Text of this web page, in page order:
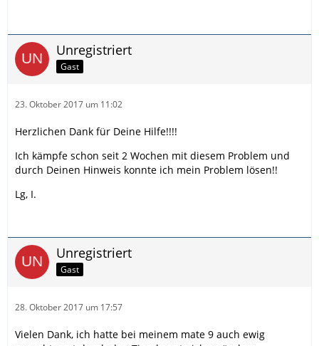
Unregistriert
Gast
23. Oktober 2017 um 11:02
Herzlichen Dank für Deine Hilfe!!!!
Ich kämpfe schon seit 2 Wochen mit diesem Problem und
durch Deinen Hinweis konnte ich mein Problem lösen!!
Lg, I.
Unregistriert
Gast
28. Oktober 2017 um 17:57
Vielen Dank, ich hatte bei meinem mate 9 auch ewig